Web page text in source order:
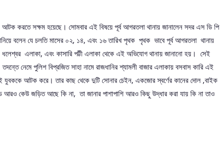
করতে সক্ষম হয়েছে। সোমবার এই বিষয়ে পূর্ব আগরতলা থানায় জানালেন সদর এস ডি পি
বলেন যে চলতি মাসের ০২, ১৪, এবং ১৬ তারিখ পৃথক পৃথক ভাবে পূর্ব আগরতলা থানায়
এলাকা, এবং কাসারি পট্টী এলাকা থেকে এই অভিযোগ থানায় জানানো হয়। সেই
নেমে পুলিশ বিপ্রজিত সাহা নামে রাজধানির শ্যামলী বাজার এলাকায় বসবাস কারি এই
আটক করে। তার কাছ থেকে দুটি সোনার চেইন, একজোর স্বর্ণের কানের দোল ,বাইক
আরও কেউ জড়িত আছে কি না, তা জানার পাশাপাশি আরও কিছু উদ্ধার করা যায় কি না তাও